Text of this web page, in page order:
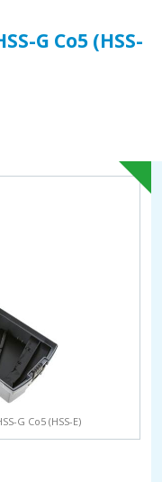
G Co5 (HSS-
G Co5 (HSS-E)